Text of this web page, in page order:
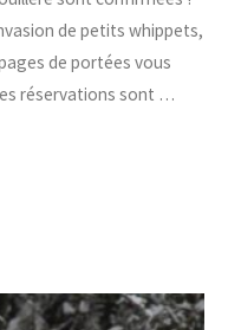
de petits whippets,
de portées vous
réservations sont …